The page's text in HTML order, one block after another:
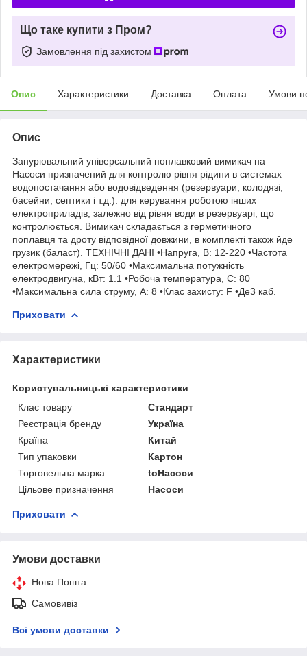
Що таке купити з Пром?
Замовлення під захистом
Опис Характеристики Доставка Оплата Умови
Опис
Занурювальний універсальний поплавковий вимикач на
Hacocи призначений для контролю рівня рідини в системах
водопостачання або водовідведення (резервуари, колодязі,
басейни, септики і т.д.). для керування роботою інших
електроприладів, залежно від рівня води в резервуарі, що
контролюється. Вимикач складається з герметичного
поплавця та дроту відповідної довжини, в комплекті також йде
грузик (баласт). ТЕХНІЧНІ ДАНІ •Напруга, В: 12-220 •Частота
електромережі, Гц: 50/60 •Максимальна потужність
електродвигуна, кВт: 1.1 •Робоча температура, С: 80
•Максимальна сила струму, А: 8 •Клас захисту: F •Де3 каб.
Приховати
Характеристики
Користувальницькі характеристики
Клас товару
Стандарт
Реєстрація бренду
Україна
Країна
Китай
Тип упаковки
Картон
Торговельна марка
toНасоси
Цільове призначення
Насоси
Приховати
Умови доставки
Нова Пошта
Самовивіз
Всі умови доставки